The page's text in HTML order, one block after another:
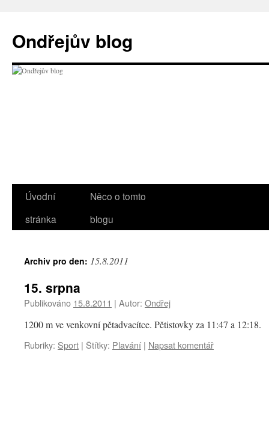
obsahu
webu
Ondřejův blog
Úvodní
stránka
Něco o tomto
blogu
Archiv pro den: 15.8.2011
15. srpna
Publikováno 15.8.2011 | Autor: Ondřej
1200 m ve venkovní pětadvacítce. Pětistovky za 11:47 a 12:18.
Rubriky: Sport | Štítky: Plavání | Napsat komentář